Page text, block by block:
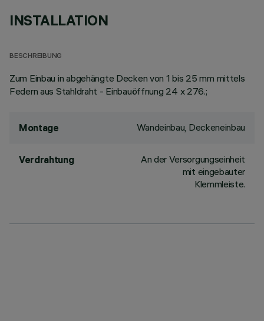
INSTALLATION
BESCHREIBUNG
Zum Einbau in abgehängte Decken von 1 bis 25 mm mittels
Federn aus Stahldraht - Einbauöffnung 24 x 276.;
Montage Wandeinbau, Deckeneinbau
Verdrahtung
An der Versorgungseinheit
mit eingebauter
Klemmleiste.